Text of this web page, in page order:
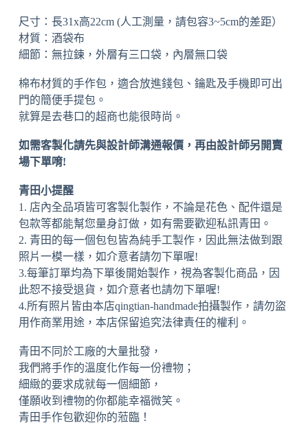
尺寸：長31x高22cm (人工測量，請包容3~5cm的差距）
材質：酒袋布
細節：無拉鍊，外層有三口袋，內層無口袋
棉布材質的手作包，適合放進錢包、鑰匙及手機即可出
門的簡便手提包。
就算是去巷口的超商也能很時尚。
如需客製化請先與設計師溝通報價，再由設計師另開賣
場下單唷!
青田小提醒
1. 店內全品項皆可客製化製作，不論是花色、配件還是
包款等都能幫您量身訂做，如有需要歡迎私訊青田。
2. 青田的每一個包包皆為純手工製作，因此無法做到跟
照片一模一樣，如介意者請勿下單喔!
3.每筆訂單均為下單後開始製作，視為客製化商品，因
此恕不接受退貨，如介意者也請勿下單喔!
4.所有照片皆由本店qingtian-handmade拍攝製作，請勿盜
用作商業用途，本店保留追究法律責任的權利。
青田不同於工廠的大量批發，
我們將手作的溫度化作每一份禮物；
細緻的要求成就每一個細節，
僅願收到禮物的你都能幸福微笑。
青田手作包歡迎你的蒞臨！